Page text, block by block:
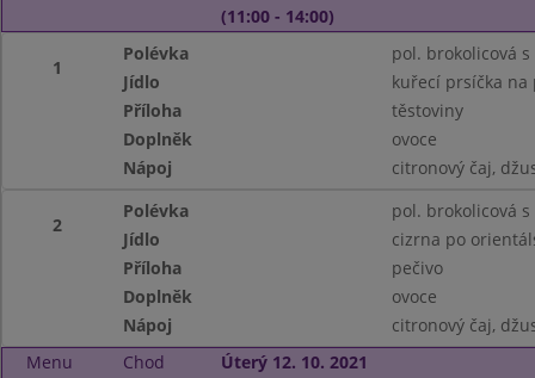
(11:00 - 14:00)
1
Polévka
pol. brokolicová s
Jídlo
kuřecí prsíčka na
Příloha
těstoviny
Doplněk
ovoce
Nápoj
citronový čaj,
2
Polévka
pol. brokolicová s
Jídlo
cizrna po
Příloha
pečivo
Doplněk
ovoce
Nápoj
citronový čaj,
Menu
Chod
Úterý 12. 10. 2021